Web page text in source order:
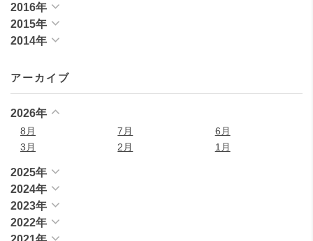
2016年
2015年
2014年
アーカイブ
2026年
8月 7月
6月
3月
2月 1月
2025年
2024年
2023年
2022年